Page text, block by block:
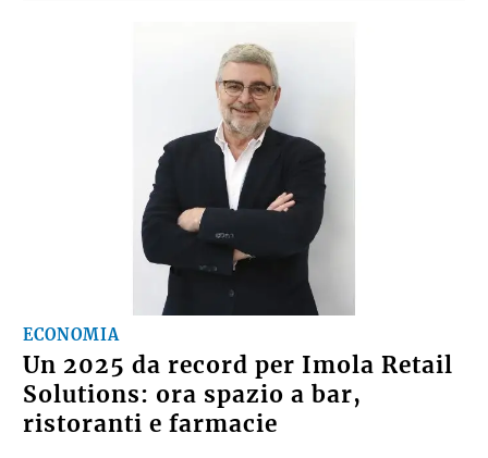
ECONOMIA
Un 2025 da record per Imola Retail
Solutions: ora spazio a bar,
ristoranti e farmacie